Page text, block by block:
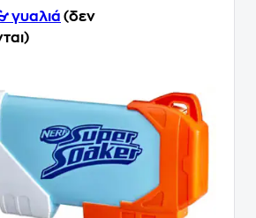
γυαλιά (δεν